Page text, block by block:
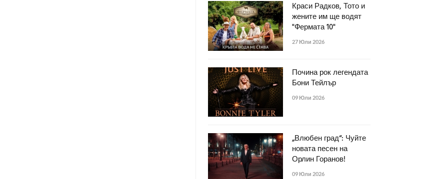
Краси Радков, Тото и
жените им ще водят
"Фермата 10"
27 Юли 2026
Почина рок легендата
Бони Тейлър
09 Юли 2026
„Влюбен град“: Чуйте
новата песен на
Орлин Горанов!
09 Юли 2026